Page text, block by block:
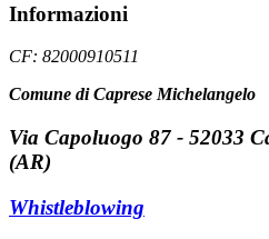
Informazioni
CF: 82000910511
Comune di Caprese Michelangelo
Via Capoluogo 87 - 52033
(AR)
Whistleblowing